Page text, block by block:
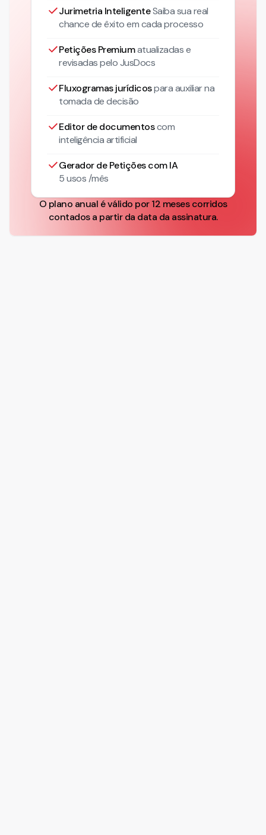
Jurimetria InteligenteSaiba sua real
chance de êxito em cada processo
Petições Premiumatualizadase
revisadas pelo JusDocs
Fluxogramas jurídicospara auxiliar na
tomada de decisão
Editor de documentoscom
inteligência artificial
Gerador de Petições com IA
5 usos /mês
O plano anual é válido por 12 meses corridos
contados a partir da data da assinatura.